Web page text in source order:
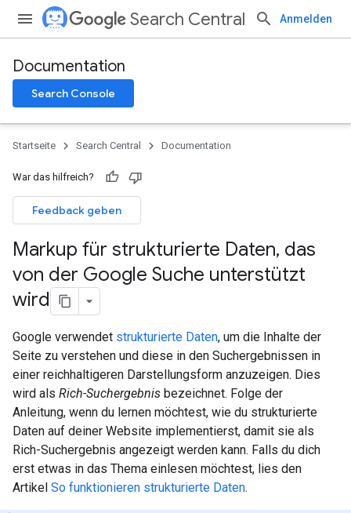
Search Central Anmelden
Documentation
Search Console
Startseite Search Central Documentation
War das hilfreich?
Feedback geben
Markup für strukturierte Daten, das
von der Google Suche unterstützt
wird
Google verwendet strukturierte Daten, um die Inhalte der
Seite zu verstehen und diese in den Suchergebnissen in
einer reichhaltigeren Darstellungsform anzuzeigen. Dies
wird als Rich-Suchergebnis bezeichnet. Folge der
Anleitung, wenn du lernen möchtest, wie du strukturierte
Daten auf deiner Website implementierst, damit sie als
Rich-Suchergebnis angezeigt werden kann. Falls du dich
erst etwas in das Thema einlesen möchtest, lies den
Artikel So funktionieren strukturierte Daten.